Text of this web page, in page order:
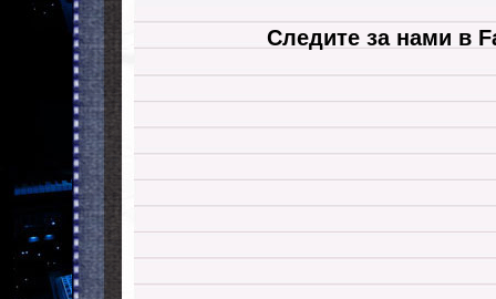
Следите за нами в